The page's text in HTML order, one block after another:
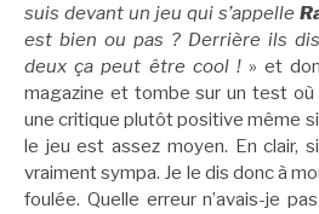
suis devant un jeu qui s’appelle
est bien ou pas ? Derrière ils
deux ça peut être cool !» et
magazine et tombe sur un test où
une critique plutôt positive même
le jeu est assez moyen. En clair,
vraiment sympa. Je le dis donc à
foulée. Quelle erreur n’avais-je